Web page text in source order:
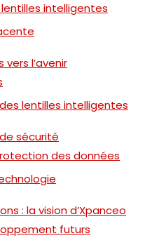
intelligentes
l’avenir
lentilles intelligentes
sécurité
des données
: la vision d’Xpanceo
futurs